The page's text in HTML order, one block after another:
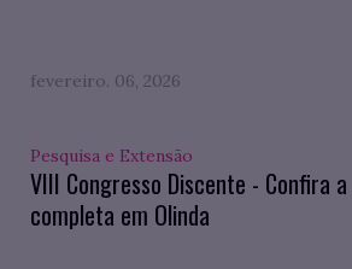
fevereiro. 06, 2026
Pesquisa e Extensão
VIII Congresso Discente - Confira
completa em Olinda